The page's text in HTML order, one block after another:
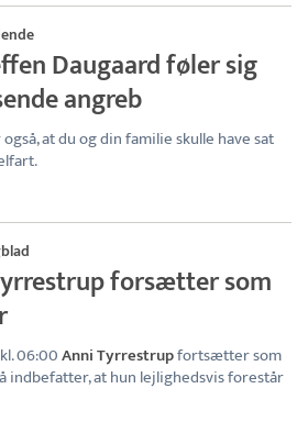
Daugaard føler sig
angreb
at du og din familie skulle have sat
forsætter som
06:00Anni Tyrrestrupfortsætter som
indbefatter, at hun lejlighedsvis forestår